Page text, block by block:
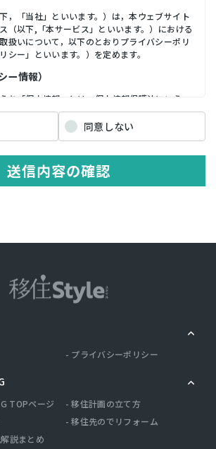
，「当社」といいます。）は，本ウェブサイト
（以下,「本サービス」といいます。）における
扱いについて，以下のとおりプライバシーポリ
シー」といいます。）を定めます。
ー情報）
ち「個人情報」とは，個人情報保護法にいう
のとし，生存する個人に関する情報であって，
名，生年月日，住所，電話番号，連絡先その他
個人を識別できる情報を指します。 プライバシ
い，ご利用いただいたサービスやご購入いただ
たページや広告の履歴，ユーザーが検索された
用日時，ご利用の方法，ご利用環境，郵便番号
ー情報の収集方法）
，銀行口座番号，クレジットカード番号，運転
情報をお尋ねすることがあります。また，ユー
間でなされたユーザーの個人情報を含む取引記
。以下，｢提携先｣といいます。）などから収集
当社は，ユーザーについて，利用したサービス
した商品，閲覧したページや広告の履歴，検索
該端末の通信状態，利用に際しての各種設定情
IPアドレス，クッキー情報，位置情報，端末の
歴情報および特性情報を，ユーザーが当社や提
しまたはページを閲覧する際に収集します。
収集・利用する目的）
同意しない
送信内容の確認
プライバシーポリシー
TOPページ
移住計画の立て方
移住先のでリフォーム
説まとめ